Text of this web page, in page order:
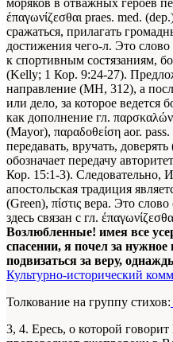
моряков в отважных героев
έπαγωνίζεσθαι praes. med.
сражаться, прилагать
достижения чего-л. Это
к спортивным состязаниям,
(Kelly; 1 Кор. 9:24-27).
направление (МН, 312), а
или дело, за которое ведется
как дополнение гл.
(Mayor), παραδοθείση aor.
передавать, вручать,
обозначает передачу
Кор. 15:1-3). Следовательно,
апостольская традиция
(Green), πίστις вера. Это
здесь связан с гл.
Возлюбленные! имея все
спасении, я почел за
подвизаться за веру,
Культурно-исторический
Толкование на группу стихов:
3, 4. Ересь, о которой